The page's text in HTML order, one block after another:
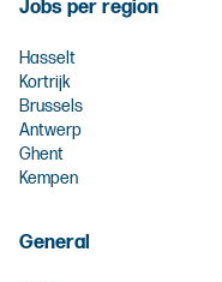
Jobs per region
Hasselt
Kortrijk
Brussels
Antwerp
Ghent
Kempen
General